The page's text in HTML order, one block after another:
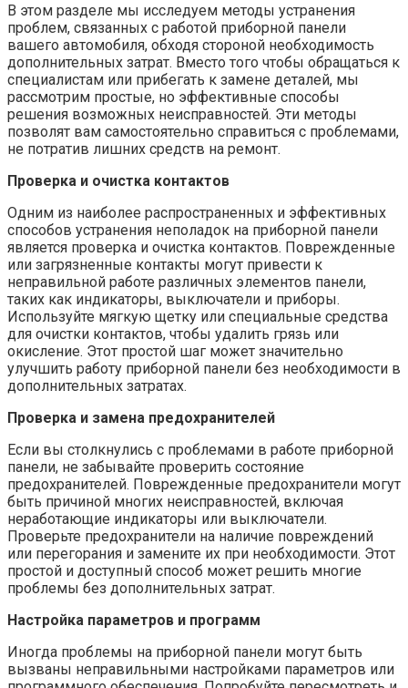
В этом разделе мы исследуем методы устранения
проблем, связанных с работой приборной панели
вашего автомобиля, обходя стороной необходимость
дополнительных затрат. Вместо того чтобы обращаться к
специалистам или прибегать к замене деталей, мы
рассмотрим простые, но эффективные способы
решения возможных неисправностей. Эти методы
позволят вам самостоятельно справиться с проблемами,
не потратив лишних средств на ремонт.
Проверка и очистка контактов
Одним из наиболее распространенных и эффективных
способов устранения неполадок на приборной панели
является проверка и очистка контактов. Поврежденные
или загрязненные контакты могут привести к
неправильной работе различных элементов панели,
таких как индикаторы, выключатели и приборы.
Используйте мягкую щетку или специальные средства
для очистки контактов, чтобы удалить грязь или
окисление. Этот простой шаг может значительно
улучшить работу приборной панели без необходимости в
дополнительных затратах.
Проверка и замена предохранителей
Если вы столкнулись с проблемами в работе приборной
панели, не забывайте проверить состояние
предохранителей. Поврежденные предохранители могут
быть причиной многих неисправностей, включая
неработающие индикаторы или выключатели.
Проверьте предохранители на наличие повреждений
или перегорания и замените их при необходимости. Этот
простой и доступный способ может решить многие
проблемы без дополнительных затрат.
Настройка параметров и программ
Иногда проблемы на приборной панели могут быть
вызваны неправильными настройками параметров или